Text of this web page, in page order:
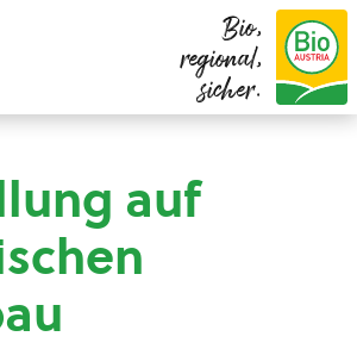
Bio,
regional,
sicher.
auf